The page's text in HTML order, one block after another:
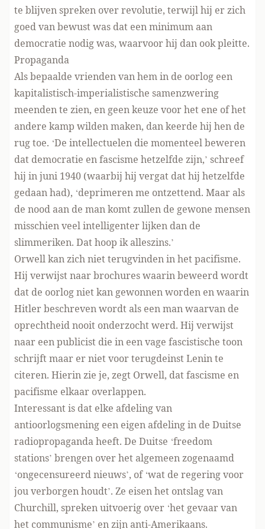
te blijven spreken over revolutie, terwijl hij er zich
goed van bewust was dat een minimum aan
democratie nodig was, waarvoor hij dan ook pleitte.
Propaganda
Als bepaalde vrienden van hem in de oorlog een
kapitalistisch-imperialistische samenzwering
meenden te zien, en geen keuze voor het ene of het
andere kamp wilden maken, dan keerde hij hen de
rug toe. ‘De intellectuelen die momenteel beweren
dat democratie en fascisme hetzelfde zijn,’ schreef
hij in juni 1940 (waarbij hij vergat dat hij hetzelfde
gedaan had), ‘deprimeren me ontzettend. Maar als
de nood aan de man komt zullen de gewone mensen
misschien veel intelligenter lijken dan de
slimmeriken. Dat hoop ik alleszins.’
Orwell kan zich niet terugvinden in het pacifisme.
Hij verwijst naar brochures waarin beweerd wordt
dat de oorlog niet kan gewonnen worden en waarin
Hitler beschreven wordt als een man waarvan de
oprechtheid nooit onderzocht werd. Hij verwijst
naar een publicist die in een vage fascistische toon
schrijft maar er niet voor terugdeinst Lenin te
citeren. Hierin zie je, zegt Orwell, dat fascisme en
pacifisme elkaar overlappen.
Interessant is dat elke afdeling van
antioorlogsmening een eigen afdeling in de Duitse
radiopropaganda heeft. De Duitse ‘freedom
stations’ brengen over het algemeen zogenaamd
‘ongecensureerd nieuws’, of ‘wat de regering voor
jou verborgen houdt’. Ze eisen het ontslag van
Churchill, spreken uitvoerig over ‘het gevaar van
het communisme’ en zijn anti-Amerikaans.